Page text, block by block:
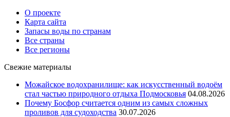
О проекте
Карта сайта
Запасы воды по странам
Все страны
Все регионы
Свежие материалы
Можайское водохранилище: как искусственный водоём
стал частью природного отдыха Подмосковья 04.08.2026
Почему Босфор считается одним из самых сложных
проливов для судоходства 30.07.2026